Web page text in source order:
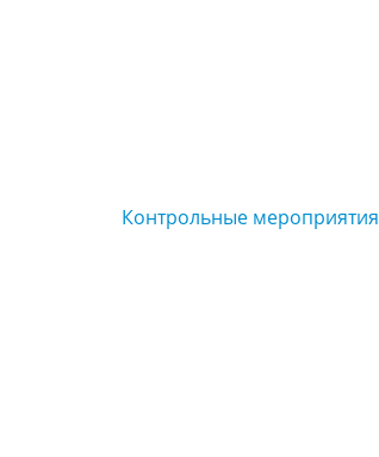
Контрольные мероприятия